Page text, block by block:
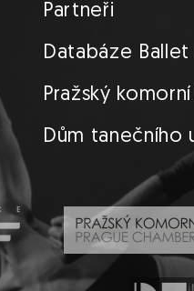
Partneři
Databáze
Pražský
Dům tanečního